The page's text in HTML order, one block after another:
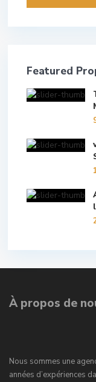
Featured
À propos de
Nous sommes une
années d’expériences